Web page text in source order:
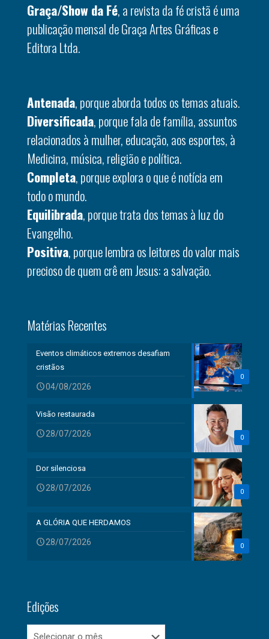
Graça/Show da Fé, a revista da fé cristã é uma
publicação mensal de Graça Artes Gráficas e
Editora Ltda.
Antenada, porque aborda todos os temas atuais.
Diversificada, porque fala de família, assuntos
relacionados à mulher, educação, aos esportes, à
Medicina, música, religião e política.
Completa, porque explora o que é notícia em
todo o mundo.
Equilibrada, porque trata dos temas à luz do
Evangelho.
Positiva, porque lembra os leitores do valor mais
precioso de quem crê em Jesus: a salvação.
Matérias Recentes
0
Eventos climáticos extremos desafiam
cristãos
04/08/2026
0
Visão restaurada
28/07/2026
0
Dor silenciosa
28/07/2026
0
A GLÓRIA QUE HERDAMOS
28/07/2026
Edições
Edições